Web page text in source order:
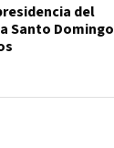
del
Santo Domingo